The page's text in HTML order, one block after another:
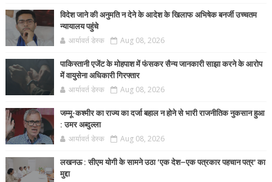
विदेश जाने की अनुमति न देने के आदेश के खिलाफ अभिषेक बनर्जी उच्चतम
न्यायालय पहुंचे
आर्यावर्त डेस्क Aug 08, 2026
पाकिस्तानी एजेंट के मोहपाश में फंसकर सैन्य जानकारी साझा करने के आरोप
में वायुसेना अधिकारी गिरफ्तार
आर्यावर्त डेस्क Aug 08, 2026
जम्मू-कश्मीर का राज्य का दर्जा बहाल न होने से भारी राजनीतिक नुकसान हुआ
: उमर अब्दुल्ला
आर्यावर्त डेस्क Aug 08, 2026
लखनऊ : सीएम योगी के सामने उठा ‘एक देश–एक पत्रकार पहचान पत्र’ का
मुद्दा